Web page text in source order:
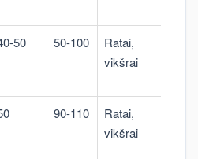
50 50-100
Ratai,
vikšrai
90-110
Ratai,
vikšrai